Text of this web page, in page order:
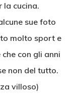
la cucina.
sue foto
molto sport e
con gli anni
non del tutto.
villoso)